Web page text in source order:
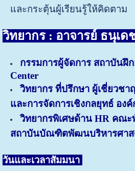
และกระตุ้นผู้เรียนรู้ให้คิดตาม
วิทยากร : อาจารย์ ธนุเ
กรรมการผู้จัดการ สถาบันฝึก
Center
วิทยากร ที่ปรึกษา ผู้เชี่ยวช
และการจัดการเชิงกลยุทธ์ อง
วิทยากรพิเศษด้าน HR คณ
สถาบันบัณฑิตพัฒนบริหารศาส
วันและเวลาสัมมนา